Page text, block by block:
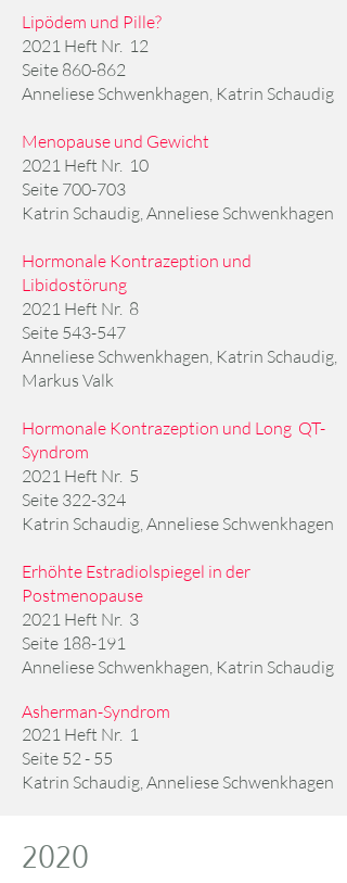
Lipödem und Pille?
2021 Heft Nr. 12
Seite 860-862
Anneliese Schwenkhagen, Katrin Schaudig
Menopause und Gewicht
2021 Heft Nr. 10
Seite 700-703
Katrin Schaudig, Anneliese Schwenkhagen
Hormonale Kontrazeption und
Libidostörung
2021 Heft Nr. 8
Seite 543-547
Anneliese Schwenkhagen, Katrin Schaudig,
Markus Valk
Hormonale Kontrazeption und Long QT-
Syndrom
2021 Heft Nr. 5
Seite 322-324
Katrin Schaudig, Anneliese Schwenkhagen
Erhöhte Estradiolspiegel in der
Postmenopause
2021 Heft Nr. 3
Seite 188-191
Anneliese Schwenkhagen, Katrin Schaudig
Asherman-Syndrom
2021 Heft Nr. 1
Seite 52 - 55
Katrin Schaudig, Anneliese Schwenkhagen
2020